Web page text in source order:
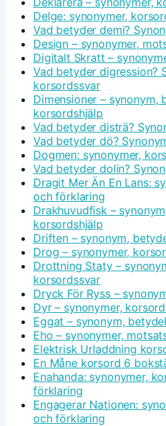
Delge: synonymer,
Vad betyder demi?
Design – synonymer,
Digitalt Skratt –
Vad betyder digression?
korsordssvar
Dimensioner – synonym,
korsordshjälp
Vad betyder disträ?
Vad betyder dö?
Dogmen: synonymer,
Vad betyder dolin?
Dragit Mer Än En Lans:
och förklaring
Drakhuvudfisk –
korsordshjälp
Driften – synonym,
Drog – synonymer,
Drottning Staty –
korsordssvar
Dryck För Ryss –
Dyr – synonymer,
Eggat – synonym,
Eho – synonymer,
Elektrisk Urladdning
En Måne korsord 6
Enahanda: synonymer,
förklaring
Engagerar Nationen:
och förklaring